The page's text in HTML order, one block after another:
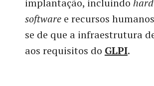
implantação, incluindo
software e recursos
se de que a infraestrutura
aos requisitos do GLPI.